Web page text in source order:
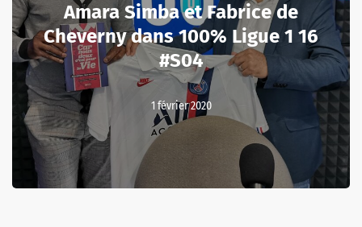
Amara Simba et Fabrice de
Cheverny dans 100% Ligue 1 16
#S04
1 février 2020